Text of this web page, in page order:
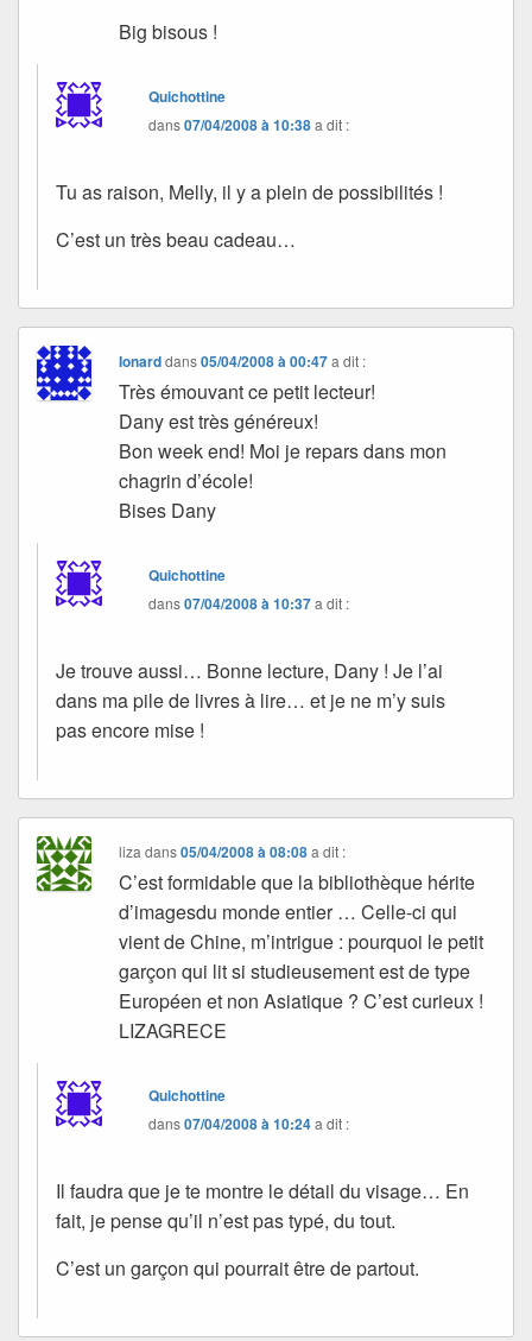
Big bisous !
Quichottine
dans07/04/2008 à 10:38a dit :
Tu as raison, Melly, il y a plein de possibilités !
C’est un très beau cadeau…
Ionarddans05/04/2008 à 00:47 a dit :
Très émouvant ce petit lecteur!
Dany est très généreux!
Bon week end! Moi je repars dans mon
chagrin d’école!
Bises Dany
Quichottine
dans07/04/2008 à 10:37a dit :
Je trouve aussi… Bonne lecture, Dany ! Je l’ai
dans ma pile de livres à lire… et je ne m’y suis
pas encore mise !
liza dans05/04/2008 à 08:08 a dit :
C’est formidable que la bibliothèque hérite
d’imagesdu monde entier … Celle-ci qui
vient de Chine, m’intrigue : pourquoi le petit
garçon qui lit si studieusement est de type
Européen et non Asiatique ? C’est curieux !
LIZAGRECE
Quichottine
dans07/04/2008 à 10:24a dit :
Il faudra que je te montre le détail du visage… En
fait, je pense qu’il n’est pas typé, du tout.
C’est un garçon qui pourrait être de partout.